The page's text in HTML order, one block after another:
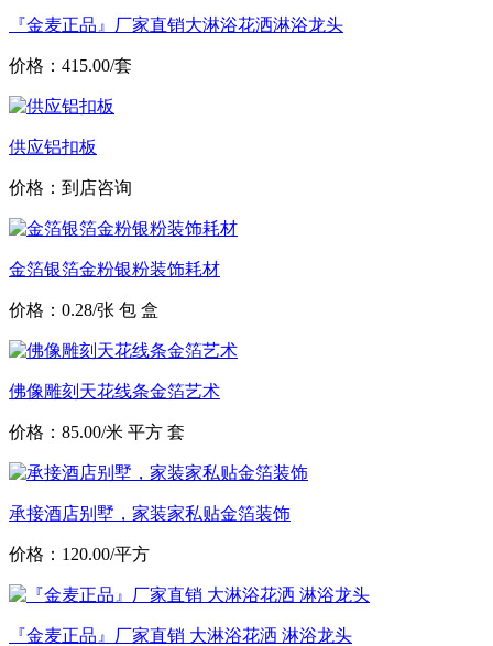
『金麦正品』厂家直销大淋浴花洒淋浴龙头
价格：415.00/套
供应铝扣板
价格：到店咨询
金箔银箔金粉银粉装饰耗材
价格：0.28/张 包 盒
佛像雕刻天花线条金箔艺术
价格：85.00/米 平方 套
承接酒店别墅，家装家私贴金箔装饰
价格：120.00/平方
『金麦正品』厂家直销 大淋浴花洒 淋浴龙头